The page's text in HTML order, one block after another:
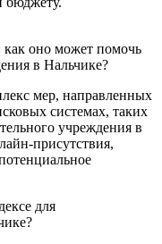
как оно может помочь
в Нальчике?
мер, направленных
системах, таких
учреждения в
присутствия,
для